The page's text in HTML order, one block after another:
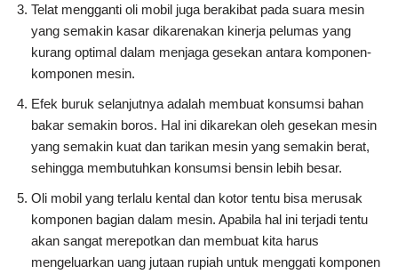
Telat mengganti oli mobil juga berakibat pada suara mesin
yang semakin kasar dikarenakan kinerja pelumas yang
kurang optimal dalam menjaga gesekan antara komponen-
komponen mesin.
Efek buruk selanjutnya adalah membuat konsumsi bahan
bakar semakin boros. Hal ini dikarekan oleh gesekan mesin
yang semakin kuat dan tarikan mesin yang semakin berat,
sehingga membutuhkan konsumsi bensin lebih besar.
Oli mobil yang terlalu kental dan kotor tentu bisa merusak
komponen bagian dalam mesin. Apabila hal ini terjadi tentu
akan sangat merepotkan dan membuat kita harus
mengeluarkan uang jutaan rupiah untuk menggati komponen